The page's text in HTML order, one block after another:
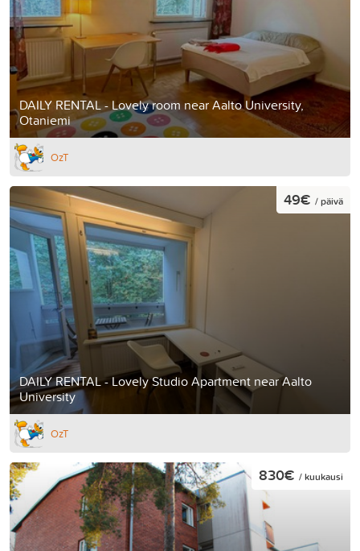
DAILY RENTAL - Lovely room near Aalto University,
Otaniemi
OzT
DAILY RENTAL - Lovely Studio Apartment near Aalto
University
49€ / päivä
OzT
830€ / kuukausi